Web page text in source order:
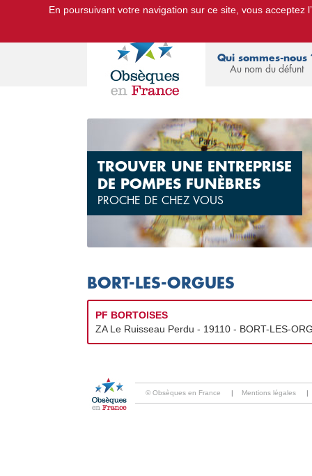
Le Portail d'Informations Obsèques :devis
Qui sommes-nous
Au nom du défunt
TROUVER UNE ENTREPRISE
DE POMPES FUNÈBRES
PROCHE DE CHEZ VOUS
BORT-LES-ORGUES
PF BORTOISES
ZA Le Ruisseau Perdu - 19110 - BORT-LES-
© Obsèques en France | Mentions légales |
En poursuivant votre navigation sur ce site, vous